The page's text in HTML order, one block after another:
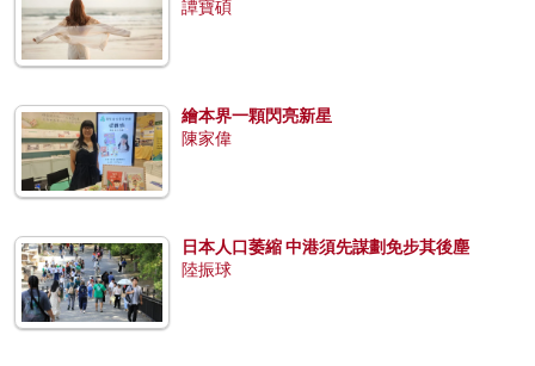
譚寶碩
繪本界一顆閃亮新星
陳家偉
日本人口萎縮 中港須先謀劃免步其後塵
陸振球